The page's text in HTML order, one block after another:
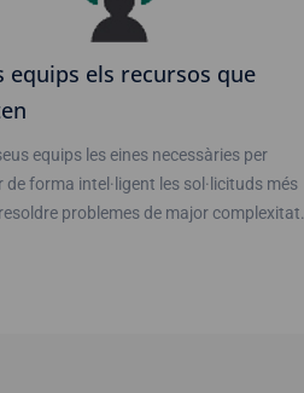
equips els recursos que
equips les eines necessàries per
forma intel·ligent les sol·licituds més
problemes de major complexitat.